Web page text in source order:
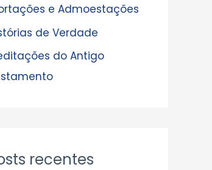
e Admoestações
de Verdade
do Antigo
recentes